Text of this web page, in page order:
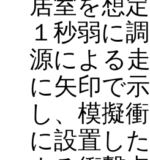
１秒弱に
源による
に矢印で
し、模擬
に設置し